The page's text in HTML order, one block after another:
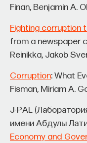
Finan, Benjamin A.
Fighting corruption
from a newspaper
Reinikka, Jakob
Corruption: What
Fisman, Miriam A.
J-PAL
имени Абдулы
Economy and